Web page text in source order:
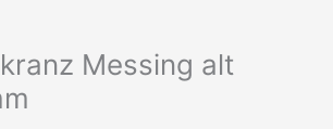
Messing alt